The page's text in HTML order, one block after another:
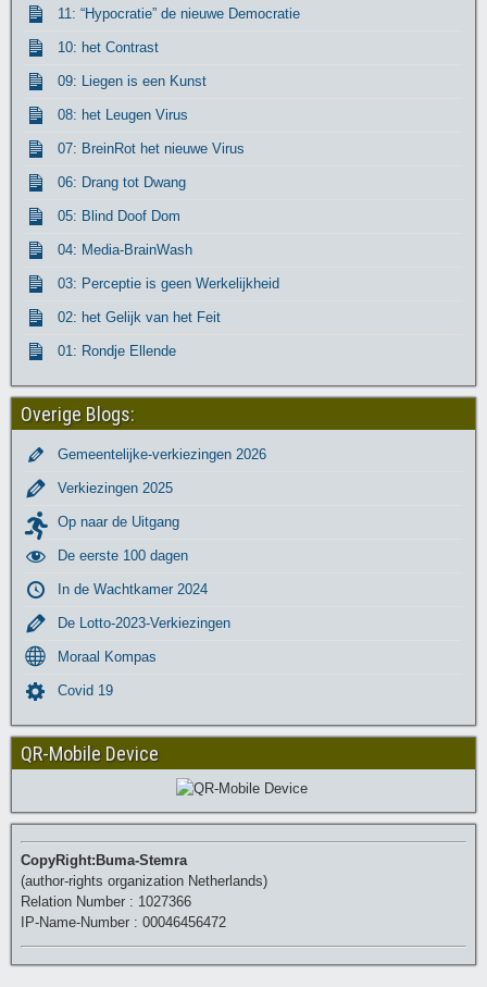
11: “Hypocratie” de nieuwe Democratie
10: het Contrast
09: Liegen is een Kunst
08: het Leugen Virus
07: BreinRot het nieuwe Virus
06: Drang tot Dwang
05: Blind Doof Dom
04: Media-BrainWash
03: Perceptie is geen Werkelijkheid
02: het Gelijk van het Feit
01: Rondje Ellende
Overige Blogs:
Gemeentelijke-verkiezingen 2026
Verkiezingen 2025
Op naar de Uitgang
De eerste 100 dagen
In de Wachtkamer 2024
De Lotto-2023-Verkiezingen
Moraal Kompas
Covid 19
QR-Mobile Device
CopyRight:Buma-Stemra
(author-rights organization Netherlands)
Relation Number : 1027366
IP-Name-Number : 00046456472